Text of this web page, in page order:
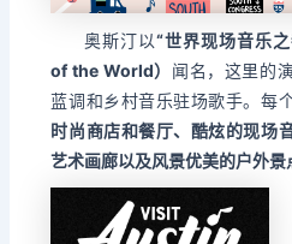
奥斯汀以“世界现场音乐
of the World） 闻名，这里的
蓝调和乡村音乐驻场歌手。每
时尚商店和餐厅、酷炫的现场
艺术画廊以及风景优美的户外景